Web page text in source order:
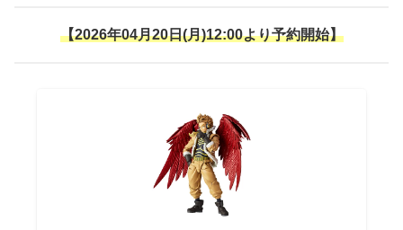
【2026年04月20日(月)12:00より予約開始】